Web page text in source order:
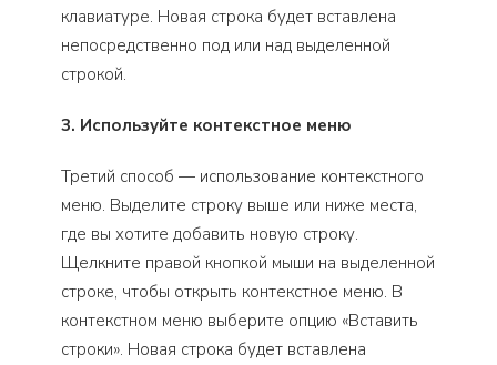
клавиатуре. Новая строка будет вставлена
непосредственно под или над выделенной
строкой.
3. Используйте контекстное меню
Третий способ — использование контекстного
меню. Выделите строку выше или ниже места,
где вы хотите добавить новую строку.
Щелкните правой кнопкой мыши на выделенной
строке, чтобы открыть контекстное меню. В
контекстном меню выберите опцию «Вставить
строки». Новая строка будет вставлена